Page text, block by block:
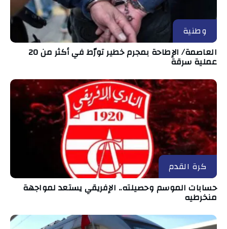
وطنية
العاصمة/ الإطاحة بمجرم خطير تورّط في أكثر من 20
عملية سرقة
كرة القدم
حسابات الموسم وحصيلته.. الإفريقي يستعد لمواجهة
منخرطيه